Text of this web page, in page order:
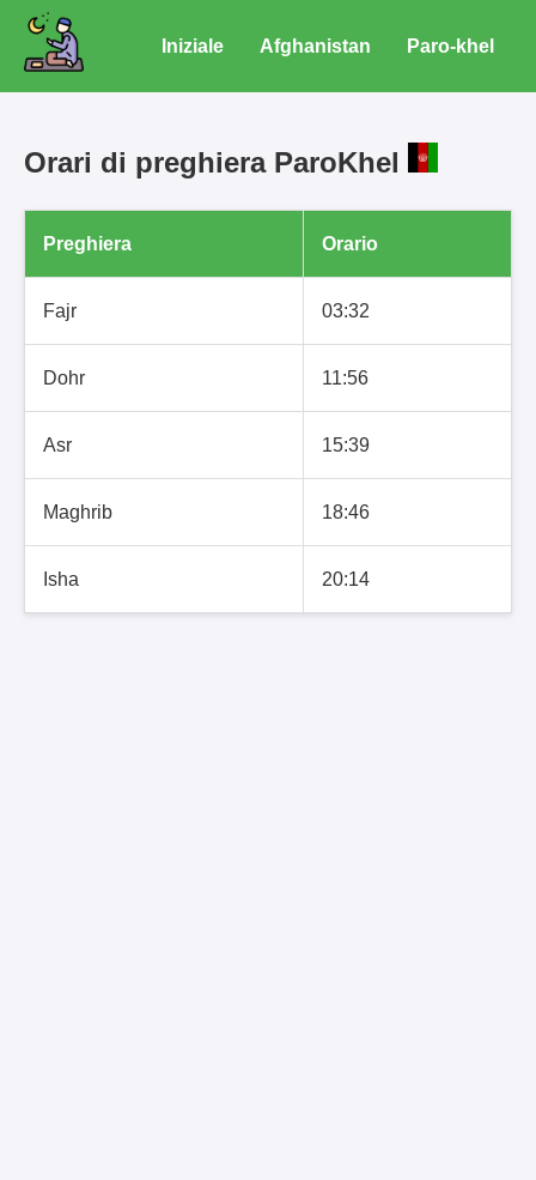
Iniziale Afghanistan Paro-khel
Orari di preghiera ParoKhel
Preghiera Orario
Fajr 03:32
Dohr 11:56
Asr 15:39
Maghrib 18:46
Isha 20:14